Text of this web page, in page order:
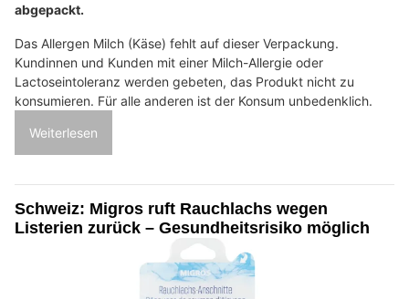
abgepackt.
Das Allergen Milch (Käse) fehlt auf dieser Verpackung.
Kundinnen und Kunden mit einer Milch-Allergie oder
Lactoseintoleranz werden gebeten, das Produkt nicht zu
konsumieren. Für alle anderen ist der Konsum unbedenklich.
Weiterlesen
Schweiz: Migros ruft Rauchlachs wegen
Listerien zurück – Gesundheitsrisiko möglich